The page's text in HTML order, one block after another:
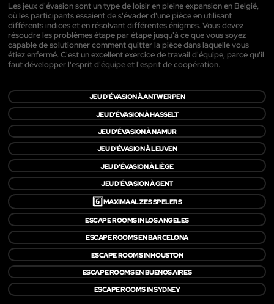
Les jeux d'évasion sont un type de loisir en pleine expansion en België,
où les participants essaient de s'évader d'une pièce en utilisant
différents indices et en résolvant différentes énigmes. Vous devez
résoudre les problèmes étape par étape jusqu'à ce que vous soyez
capable de solutionner comment quitter la pièce dans laquelle vous
étiez enfermé. C'est un excellent exercice de travail d'équipe, parce qu'il
faut développer l'esprit d'équipe et l'esprit de coopération.
JEU D'ÉVASION À ANTWERPEN
JEU D'ÉVASION À HASSELT
JEU D'ÉVASION À NAMUR
JEU D'ÉVASION À LEUVEN
JEU D'ÉVASION À LIÈGE
JEU D'ÉVASION À GENT
6️⃣MAXIMAAL ZES SPELERS
ESCAPE ROOMS IN LOS ANGELES
ESCAPE ROOMS EN BARCELONA
ESCAPE ROOMS IN HOUSTON
ESCAPE ROOMS EN BUENOS AIRES
ESCAPE ROOMS IN SYDNEY